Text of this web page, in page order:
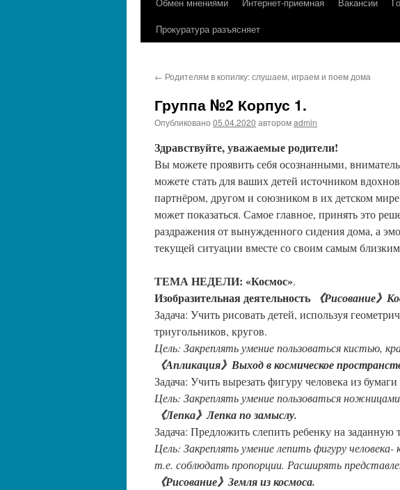
Прокуратура разъясняет
← Родителям в копилку: слушаем, играем и поем дома
Группа №2 Корпус 1.
Опубликовано 05.04.2020 авторомadmin
Здравствуйте, уважаемые родители!
Вы можете проявить себя осознанными,
можете стать для ваших детей источником
партнёром, другом и союзником в их детском
может показаться. Самое главное, принять это
раздражения от вынужденного сидения дома, а
текущей ситуации вместе со своим самым
ТЕМА НЕДЕЛИ: «Космос».
Изобразительная деятельность 《Рисование》
Задача: Учить рисовать детей, используя
триугольников, кругов.
Цель: Закреплять умение пользоваться кистью,
《Апликация》Выход в космическое
Задача: Учить вырезать фигуру человека из
Цель: Закреплять умение пользоваться
《Лепка》Лепка по замыслу.
Задача: Предложить слепить ребенку на заданную
Цель: Закреплять умение лепить фигуру
т.е. соблюдать пропорции. Расширять
《Рисование》Земля из космоса.